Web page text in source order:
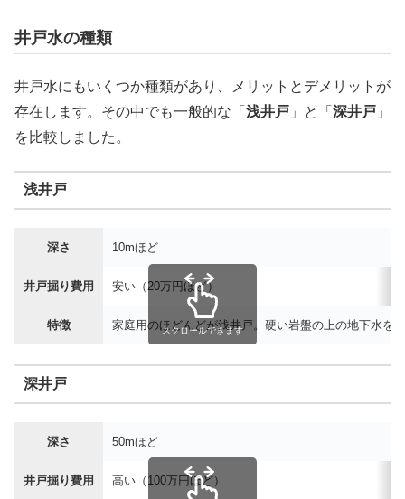
井戸水の種類
井戸水にもいくつか種類があり、メリットとデメリットが
存在します。その中でも一般的な「 浅井戸 」と「 深井戸 」
を比較しました。
浅井戸
深さ 10mほど
井戸掘り費用 安い（20万円ほど）
特徴 家庭用のほどんどが浅井戸。硬い岩盤の上の地下水を
スクロールできます
深井戸
深さ 50mほど
井戸掘り費用 高い（100万円ほど）